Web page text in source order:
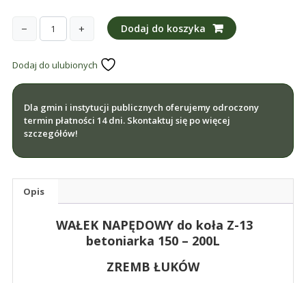
części
zamienne.
−
NAPĘDOWY
do
BETONIARKA
150L
ZREMB
ŁUKÓW
+ Dodaj do koszyka
Dodaj do ulubionych
Dla gmin i instytucji publicznych oferujemy odroczony
termin płatności 14 dni. Skontaktuj się po więcej
szczegółów!
Opis
WAŁEK NAPĘDOWY do koła Z-13
betoniarka 150 – 200L
ZREMB ŁUKÓW